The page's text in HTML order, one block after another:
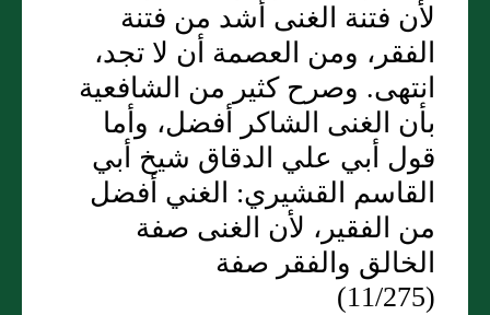
لأن فتنة الغنى أشد من فتنة
الفقر، ومن العصمة أن لا تجد،
انتهى. وصرح كثير من الشافعية
بأن الغنى الشاكر أفضل، وأما
قول أبي علي الدقاق شيخ أبي
القاسم القشيري: الغني أفضل
من الفقير، لأن الغنى صفة
الخالق والفقر صفة
(11/275)